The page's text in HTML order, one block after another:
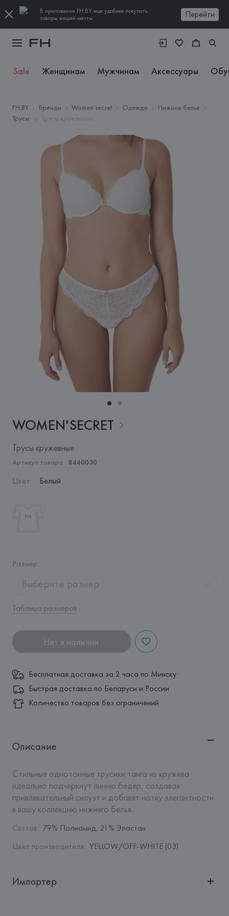
В приложении FH.BY еще удобнее покупать
товары вашей мечты
Перейти
Sale Женщинам Мужчинам Аксессуары
FH.BY Бренды Women'secret Одежда
Нижнее белье
Трусы
Трусы кружевные
WOMEN'SECRET
Трусы кружевные
Артикул товара: 8440030
Цвет: Белый
Размер:
Выберите размер
Таблица размеров
Нет в наличии
Бесплатная доставка за 2 часа по Минску
Быстрая доставка по Беларуси и России
Количество товаров без ограничений
Описание
Стильные однотонные трусики танга из кружева
идеально подчеркнут линию бедер, создавая
привлекательный силуэт и добавят нотку элегантности
в вашу коллекцию нижнего белья.
Состав: 79% Полиамид, 21% Эластан
Цвет производителя: YELLOW/OFF-WHITE (03)
Импортер